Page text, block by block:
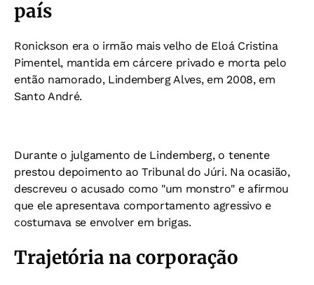
país
Ronickson era o irmão mais velho de Eloá Cristina
Pimentel, mantida em cárcere privado e morta pelo
então namorado, Lindemberg Alves, em 2008, em
Santo André.
Durante o julgamento de Lindemberg, o tenente
prestou depoimento ao Tribunal do Júri. Na ocasião,
descreveu o acusado como "um monstro" e afirmou
que ele apresentava comportamento agressivo e
costumava se envolver em brigas.
Trajetória na corporação